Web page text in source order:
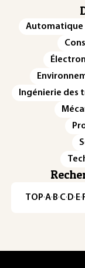
Automatique
Ingénierie des
TOP·A·B·C·D·E·